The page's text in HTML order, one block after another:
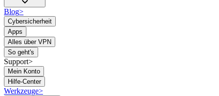
Blog>
Cybersicherheit
Apps
Alles über VPN
So geht's
Support>
Mein Konto
Hilfe-Center
Werkzeuge>